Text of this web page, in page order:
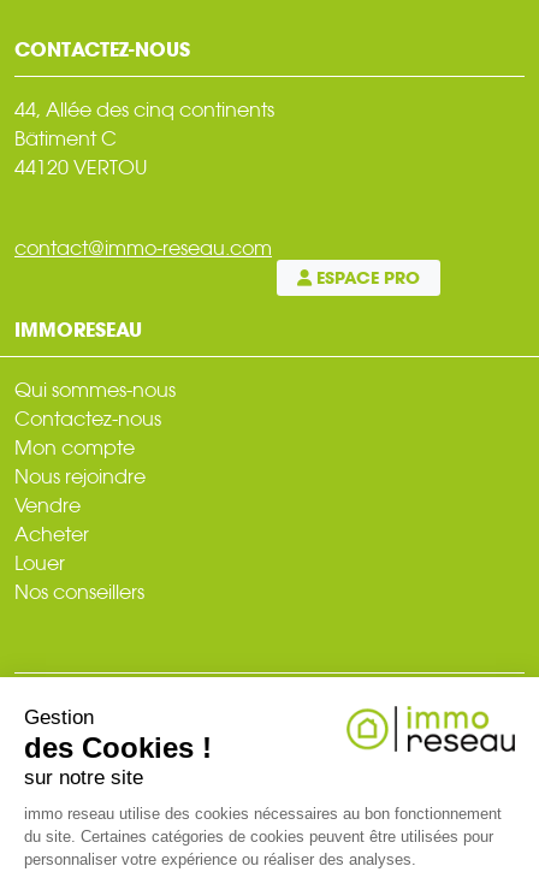
CONTACTEZ-NOUS
44, Allée des cinq continents
Bâtiment C
44120 VERTOU
contact@immo-reseau.com
ESPACE PRO
IMMORESEAU
Qui sommes-nous
Contactez-nous
Mon compte
Nous rejoindre
Vendre
Acheter
Louer
Nos conseillers
Plan du site
Mentions légales
Politique de confidentialité
RCS NANTES 519 718 886. Carte professionnelle T et G n° CPI 3002
Gestion
des Cookies !
sur notre site
immo reseau utilise des cookies nécessaires au bon fonctionnement
du site. Certaines catégories de cookies peuvent être utilisées pour
personnaliser votre expérience ou réaliser des analyses.